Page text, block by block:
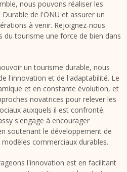
nous pouvons réaliser les
de l'ONU et assurer un
à venir. Rejoignez-nous
du tourisme une force de bien dans
un tourisme durable, nous
l'innovation et de l'adaptabilité. Le
et en constante évolution, et
novatrices pour relever les
auxquels il est confronté.
s'engage à encourager
soutenant le développement de
commerciaux durables.
l'innovation est en facilitant